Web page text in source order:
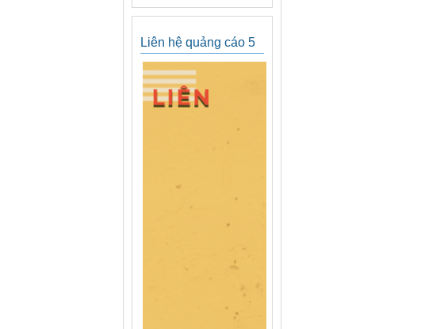
Liên hệ quảng cáo 5